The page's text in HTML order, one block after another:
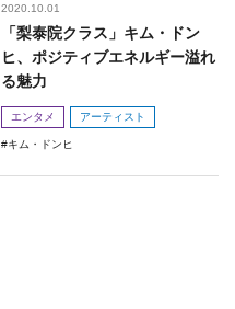
2020.10.01
「梨泰院クラス」キム・ドン
ヒ、ポジティブエネルギー溢れ
る魅力
エンタメ アーティスト
キム・ドンヒ